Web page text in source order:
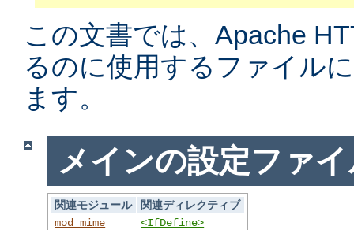
この文書では、Apache
るのに使用するファイル
ます。
メインの設定ファ
関連モジュール
関連ディレクティブ
mod_mime
<IfDefine>